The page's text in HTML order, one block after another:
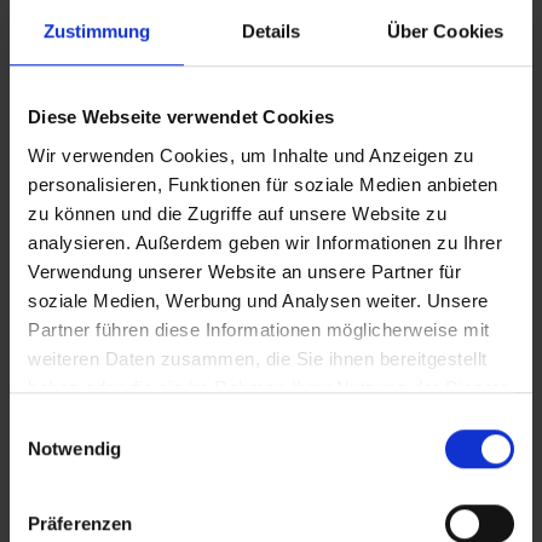
Zustimmung Details Über Cookies
Diese Webseite verwendet Cookies
Wir verwenden Cookies, um Inhalte und Anzeigen zu
personalisieren, Funktionen für soziale Medien anbieten
zu können und die Zugriffe auf unsere Website zu
analysieren. Außerdem geben wir Informationen zu Ihrer
Verwendung unserer Website an unsere Partner für
soziale Medien, Werbung und Analysen weiter. Unsere
Partner führen diese Informationen möglicherweise mit
weiteren Daten zusammen, die Sie ihnen bereitgestellt
haben oder die sie im Rahmen Ihrer Nutzung der Dienste
Notwendig
Präferenzen
Ihr Hotel einchecken können. An Ihrem Abreisetag können
Sie Ihr Zimmer bis 11 Uhr (örtliche Abweichung vorbehalten)
Buchungen vorkommen kann, dass der Hotelier einen
fordert. Sollte ein derartiger Nachweis nicht gelingen, kann
es vorkommen, dass der Hotelier
Nachzahlungsforderungen stellt oder die Buchung nicht
akzeptiert. Bitte beachten Sie, dass die vtours
Hotelbeschreibung für Ihre Buchung relevant ist! Es ist
möglich, dass in Einzelfällen nicht alle Veranstalter
Hotelbeschreibungen ausweisen oder es entscheidende
Unterschiede in den beschriebenen Leistungen gibt. Aug.